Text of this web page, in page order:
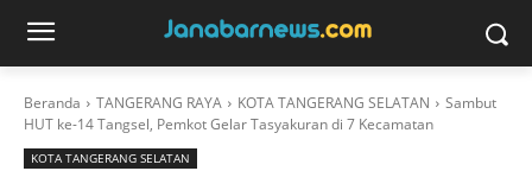
Beranda TANGERANG RAYA KOTA TANGERANG SELATAN
Sambut
HUT ke-14 Tangsel, Pemkot Gelar Tasyakuran di 7 Kecamatan
KOTA TANGERANG SELATAN